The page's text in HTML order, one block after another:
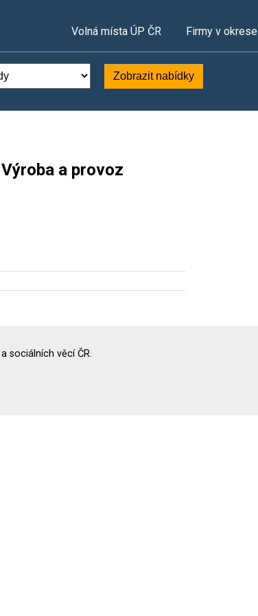
Volná místa ÚP ČR Firmy v okrese
Zobrazit nabídky
a provoz
sociálních věcí ČR.